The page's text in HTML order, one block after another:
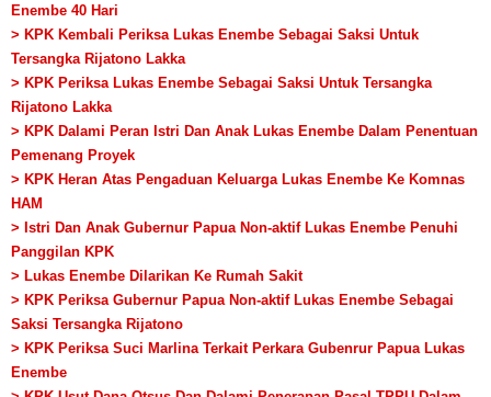
Enembe 40 Hari
> KPK Kembali Periksa Lukas Enembe Sebagai Saksi Untuk
Tersangka Rijatono Lakka
> KPK Periksa Lukas Enembe Sebagai Saksi Untuk Tersangka
Rijatono Lakka
> KPK Dalami Peran Istri Dan Anak Lukas Enembe Dalam Penentuan
Pemenang Proyek
> KPK Heran Atas Pengaduan Keluarga Lukas Enembe Ke Komnas
HAM
> Istri Dan Anak Gubernur Papua Non-aktif Lukas Enembe Penuhi
Panggilan KPK
> Lukas Enembe Dilarikan Ke Rumah Sakit
> KPK Periksa Gubernur Papua Non-aktif Lukas Enembe Sebagai
Saksi Tersangka Rijatono
> KPK Periksa Suci Marlina Terkait Perkara Gubenrur Papua Lukas
Enembe